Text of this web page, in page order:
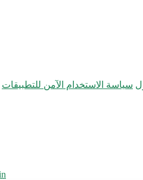
سياسة الاستخدام الآمن للتطبيقات